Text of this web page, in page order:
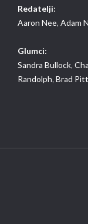
Redatelji:
Aaron Nee, Adam
Glumci:
Sandra Bullock,
Randolph, Brad